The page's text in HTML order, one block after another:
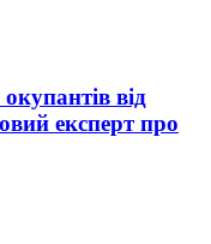
від
експерт про